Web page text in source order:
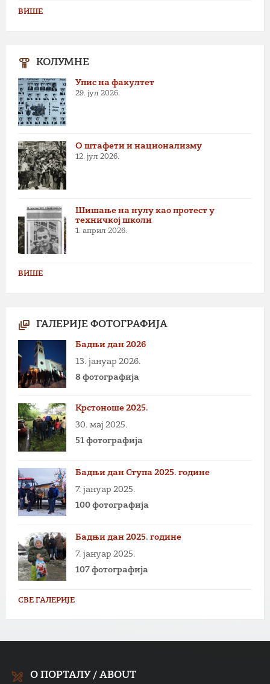
ВИШЕ
КОЛУМНЕ
Упис на факултет
29. јул 2026.
О штафети и национализму
12. јул 2026.
Шишање на нулу као протест у
техничкој школи
1. април 2026.
ВИШЕ
ГАЛЕРИЈЕ ФОТОГРАФИЈА
Бадњи дан 2026
13. јануар 2026.
8 фотографија
Крстоноше 2025.
30. мај 2025.
51 фотографија
Бадњи дан Ступа 2025. године
7. јануар 2025.
100 фотографија
Бадњи дан 2025. године
7. јануар 2025.
107 фотографија
СВЕ ГАЛЕРИЈЕ
О ПОРТАЛУ / ABOUT